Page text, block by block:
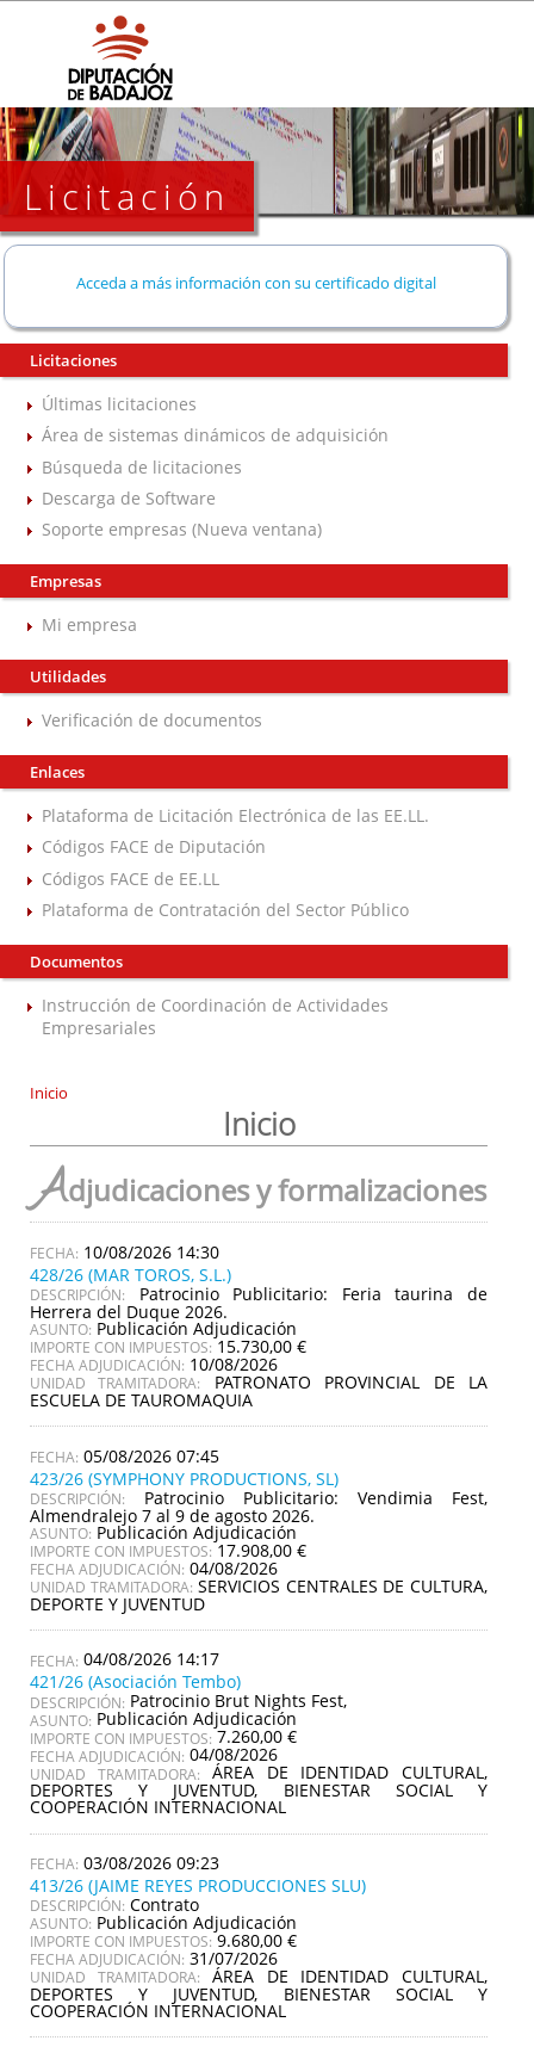
Licitación
Acceda a más información con su certificado digital
Licitaciones
Últimas licitaciones
Área de sistemas dinámicos de adquisición
Búsqueda de licitaciones
Descarga de Software
Soporte empresas (Nueva ventana)
Empresas
Mi empresa
Utilidades
Verificación de documentos
Enlaces
Plataforma de Licitación Electrónica de las EE.LL.
Códigos FACE de Diputación
Códigos FACE de EE.LL
Plataforma de Contratación del Sector Público
Documentos
Instrucción de Coordinación de Actividades
Empresariales
Inicio
Inicio
Adjudicaciones y formalizaciones
10/08/2026 14:30
428/26 (MAR TOROS, S.L.)
DESCRIPCIÓN: Patrocinio Publicitario: Feria taurina de
Herrera del Duque 2026.
ASUNTO: Publicación Adjudicación
IMPORTE CON IMPUESTOS: 15.730,00 €
FECHA ADJUDICACIÓN: 10/08/2026
UNIDAD TRAMITADORA: PATRONATO PROVINCIAL DE LA
ESCUELA DE TAUROMAQUIA
05/08/2026 07:45
423/26 (SYMPHONY PRODUCTIONS, SL)
DESCRIPCIÓN: Patrocinio Publicitario: Vendimia Fest,
Almendralejo 7 al 9 de agosto 2026.
ASUNTO: Publicación Adjudicación
IMPORTE CON IMPUESTOS: 17.908,00 €
FECHA ADJUDICACIÓN: 04/08/2026
UNIDAD TRAMITADORA: SERVICIOS CENTRALES DE CULTURA,
DEPORTE Y JUVENTUD
04/08/2026 14:17
421/26 (Asociación Tembo)
DESCRIPCIÓN: Patrocinio Brut Nights Fest,
ASUNTO: Publicación Adjudicación
IMPORTE CON IMPUESTOS: 7.260,00 €
FECHA ADJUDICACIÓN: 04/08/2026
UNIDAD TRAMITADORA: ÁREA DE IDENTIDAD CULTURAL,
DEPORTES Y JUVENTUD, BIENESTAR SOCIAL Y
COOPERACIÓN INTERNACIONAL
03/08/2026 09:23
413/26 (JAIME REYES PRODUCCIONES SLU)
DESCRIPCIÓN: Contrato
ASUNTO: Publicación Adjudicación
IMPORTE CON IMPUESTOS: 9.680,00 €
FECHA ADJUDICACIÓN: 31/07/2026
UNIDAD TRAMITADORA: ÁREA DE IDENTIDAD CULTURAL,
DEPORTES Y JUVENTUD, BIENESTAR SOCIAL Y
COOPERACIÓN INTERNACIONAL